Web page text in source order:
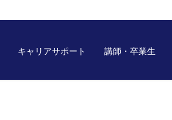
キャリアサポート 講師・卒業生